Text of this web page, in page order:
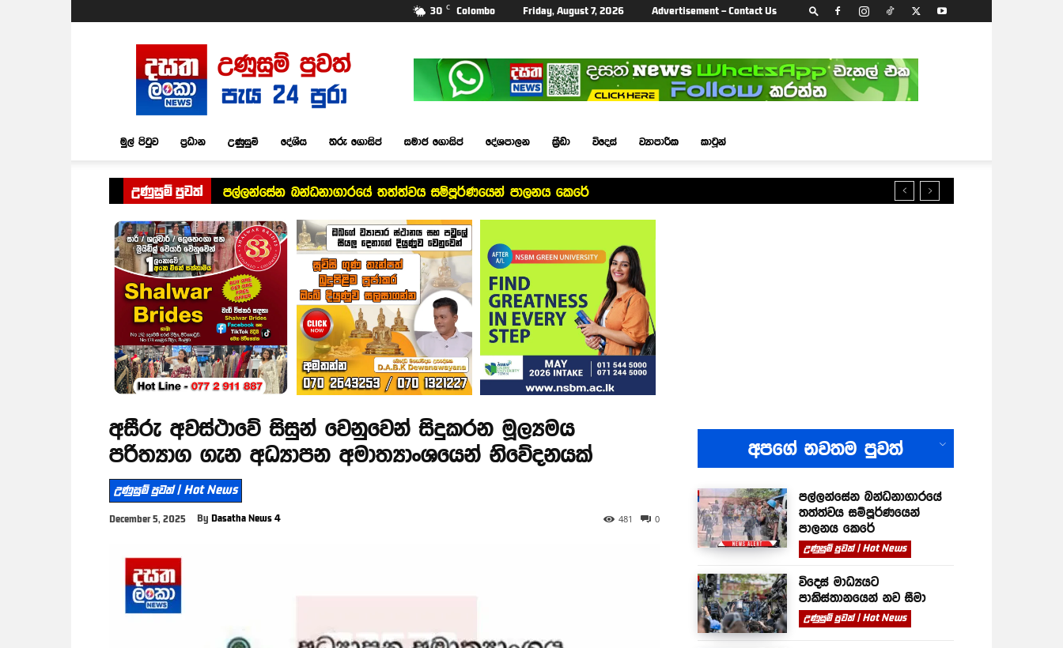
30 C Colombo Friday, August 7, 2026 Advertisement – Contact Us
Dasatha
Lanka
News
මුල් පිටුව ප්‍රධාන උණුසුම් දේශීය තරු ගොසිප් සමාජ ගොසිප් දේශපාලන ක්‍රීඩා විදෙස් ව්‍යාපාරික කාටූන්
උණුසුම් පුවත් පල්ලන්සේන බන්ධනාගාරයේ තත්ත්වය සම්පූර්ණයෙන් පාලනය කෙරේ
අසීරු අවස්ථාවේ සිසුන් වෙනුවෙන් සිදුකරන මූල්‍යමය
පරිත්‍යාග ගැන අධ්‍යාපන අමාත්‍යාංශයෙන් නිවේදනයක්
උණුසුම් පුවත් | Hot News
December 5, 2025 By Dasatha News 4 0
481
අපගේ නවතම පුවත්
පල්ලන්සේන බන්ධනාගාරයේ
තත්ත්වය සම්පූර්ණයෙන්
පාලනය කෙරේ
උණුසුම් පුවත් | Hot News
විදෙස් මාධ්‍යයට
පාකිස්තානයෙන් නව සීමා
උණුසුම් පුවත් | Hot News